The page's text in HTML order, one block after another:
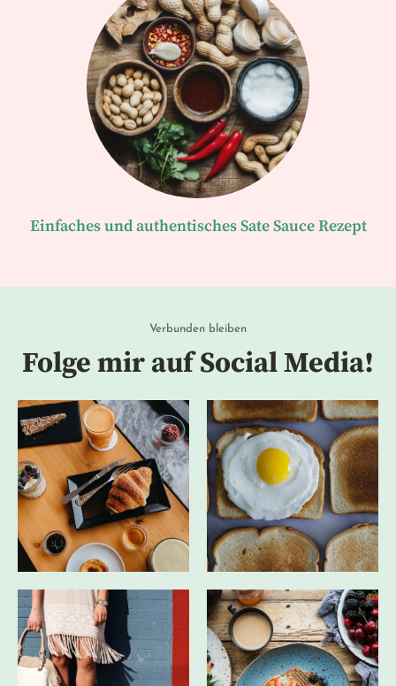
Einfaches und authentisches Sate Sauce Rezept
Verbunden bleiben
Folge mir auf Social Media!